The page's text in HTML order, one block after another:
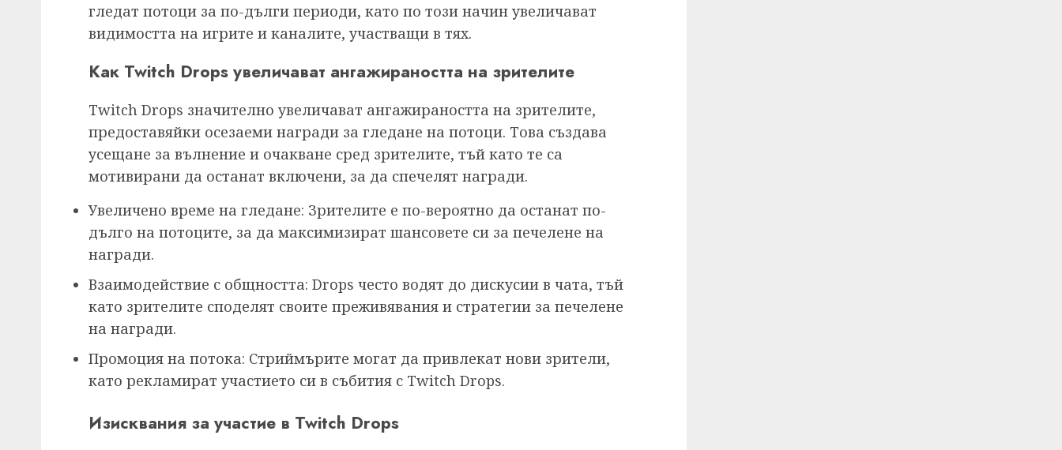
гледат потоци за по-дълги периоди, като по този начин увеличават
видимостта на игрите и каналите, участващи в тях.
Как Twitch Drops увеличават ангажираността на зрителите
Twitch Drops значително увеличават ангажираността на зрителите,
предоставяйки осезаеми награди за гледане на потоци. Това създава
усещане за вълнение и очакване сред зрителите, тъй като те са
мотивирани да останат включени, за да спечелят награди.
Увеличено време на гледане: Зрителите е по-вероятно да останат по-
дълго на потоците, за да максимизират шансовете си за печелене на
награди.
Взаимодействие с общността: Drops често водят до дискусии в чата, тъй
като зрителите споделят своите преживявания и стратегии за печелене
на награди.
Промоция на потока: Стриймърите могат да привлекат нови зрители,
като рекламират участието си в събития с Twitch Drops.
Изисквания за участие в Twitch Drops